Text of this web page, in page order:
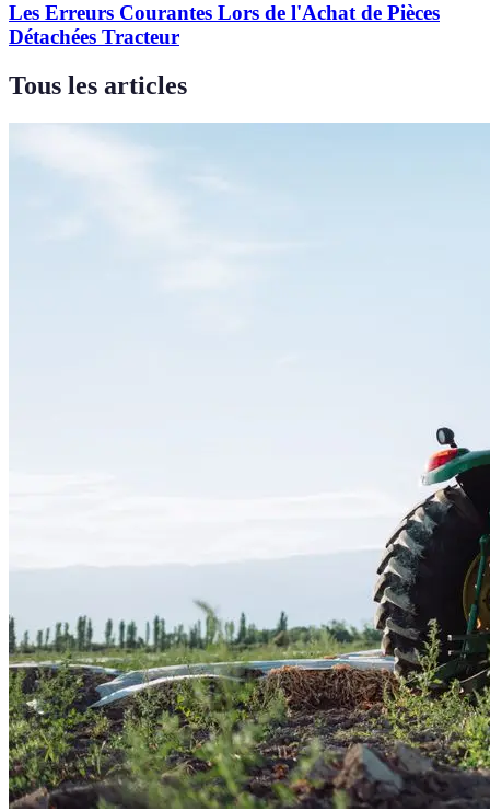
Les Erreurs Courantes Lors de l'Achat de Pièces
Détachées Tracteur
Tous les articles